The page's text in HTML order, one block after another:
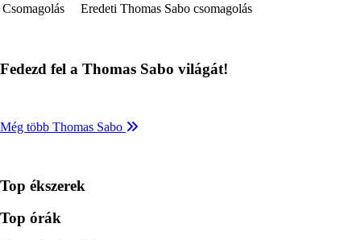
Csomagolás
Eredeti Thomas Sabo csomagolás
Fedezd fel a Thomas Sabo világát!
Még több Thomas Sabo
Top ékszerek
Top órák